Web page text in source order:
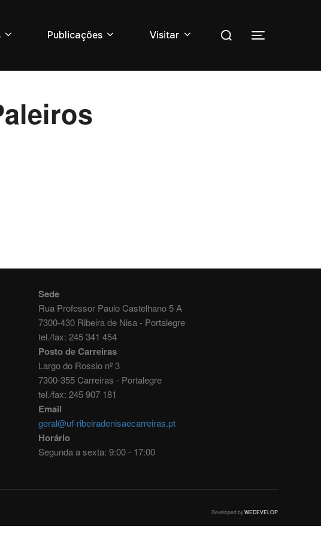
Publicações Visitar
por:
Toggle
Sede
Rua Professor Paulo Castelhano 5 A
7300-430 Ribeira de Nisa - Portalegre
tel./fax: 245 341 454
Posto de Carreiras
Largo do Rossio nº 3
7300-355 Carreiras - Portalegre
tel./fax: 245 907 181
Email
geral@uf-ribeiradenisaecarreiras.pt
Horário
Segunda a sexta: 9:00 - 17:00
Developed byWEDEVELOP